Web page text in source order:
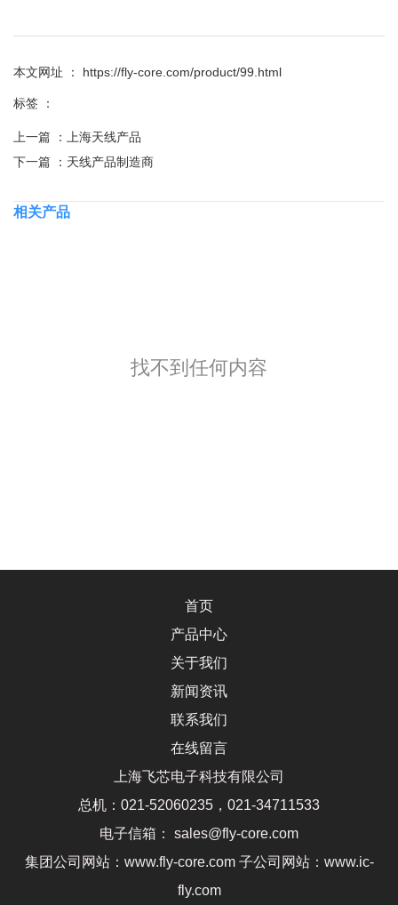
本文网址 ： https://fly-core.com/product/99.html
标签 ：
上一篇 ：
上海天线产品
下一篇 ： 天线产品制造商
相关产品
找不到任何内容
首页
产品中心
关于我们
新闻资讯
联系我们
在线留言
上海飞芯电子科技有限公司
总机：021-52060235，021-34711533
电子信箱： sales@fly-core.com
集团公司网站：www.fly-core.com 子公司网站：www.ic-
fly.com